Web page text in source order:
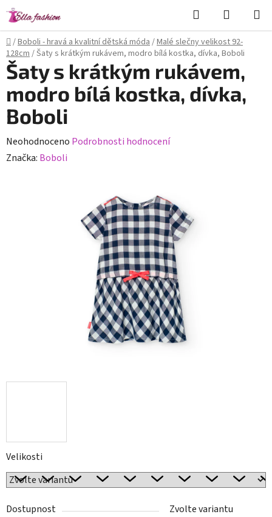
Přejít
na
obsah
Hledat
KOŠÍK
Domů
/Boboli - hravá a kvalitní dětská móda/Malé slečny velikost 92-
128cm/Šaty s krátkým rukávem, modro bílá kostka, dívka, Boboli
Velikosti
Dostupnost
Zvolte variantu
Šaty s krátkým rukávem,
modro bílá kostka, dívka,
Boboli
Průměrné
hodnocení
Neohodnoceno Podrobnosti hodnocení
Značka: Boboli